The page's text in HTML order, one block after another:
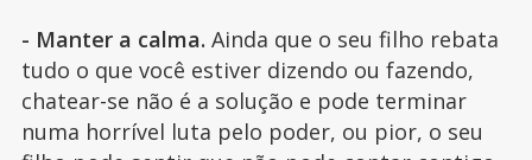
- Manter a calma. Ainda que o seu filho rebata
tudo o que você estiver dizendo ou fazendo,
chatear-se não é a solução e pode terminar
numa horrível luta pelo poder, ou pior, o seu